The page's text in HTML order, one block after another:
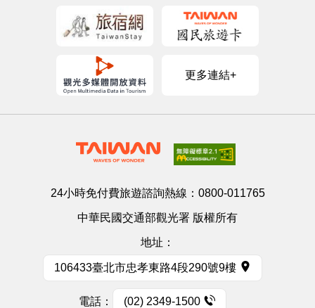
更多連結+
24小時免付費旅遊諮詢熱線： 0800-011765
中華民國交通部觀光署 版權所有
地址：
106433臺北市忠孝東路4段290號9樓
電話： (02) 2349-1500